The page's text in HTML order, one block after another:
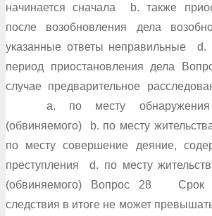
начинается сначала b. также
после возобновления дела
указанные ответы неправильные d.
период приостановления дела
случае предварительное
a. по месту обнаружения
(обвиняемого) b. по месту
по месту совершение деяние,
преступления d. по месту
(обвиняемого) Вопрос 28 Срок
следствия в итоге не может